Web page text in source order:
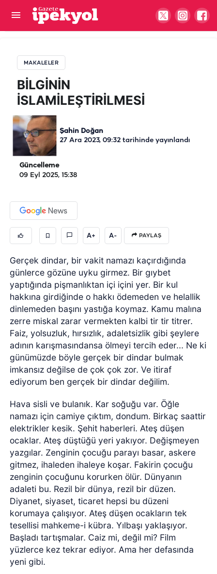
MAKALELER
BİLGİNİN
İSLAMİLEŞTİRİLMESİ
Şahin Doğan
27 Ara 2023, 09:32 tarihinde yayınlandı
Güncelleme
09 Eyl 2025, 15:38
A+ A- PAYLAŞ
Gerçek dindar, bir vakit namazı kaçırdığında
günlerce gözüne uyku girmez. Bir gıybet
yaptığında pişmanlıktan içi içini yer. Bir kul
hakkına girdiğinde o hakkı ödemeden ve helallik
dinlemeden başını yastığa koymaz. Kamu malına
zerre miskal zarar vermekten kalbi tir tir titrer.
Faiz, yolsuzluk, hırsızlık, adaletsizlik gibi şeylere
adının karışmasındansa ölmeyi tercih eder... Ne ki
günümüzde böyle gerçek bir dindar bulmak
imkansız değilse de çok çok zor. Ve itiraf
ediyorum ben gerçek bir dindar değilim.
Hava sisli ve bulanık. Kar soğuğu var. Öğle
namazı için camiye çıktım, dondum. Birkaç saattir
elektrikler kesik. Şehit haberleri. Ateş düşen
ocaklar. Ateş düştüğü yeri yakıyor. Değişmeyen
yazgılar. Zenginin çocuğu parayı basar, askere
gitmez, ihaleden ihaleye koşar. Fakirin çocuğu
zenginin çocuğunu korurken ölür. Dünyanın
adaleti bu. Rezil bir dünya, rezil bir düzen.
Diyanet, siyaset, ticaret hepsi bu düzeni
korumaya çalışıyor. Ateş düşen ocakların tek
tesellisi mahkeme-i kübra. Yılbaşı yaklaşıyor.
Başladı tartışmalar. Caiz mi, değil mi? Film
yüzlerce kez tekrar ediyor. Ama her defasında
yeni gibi.
BİLGİNİN İSLAMİLEŞTİRİLMESİ